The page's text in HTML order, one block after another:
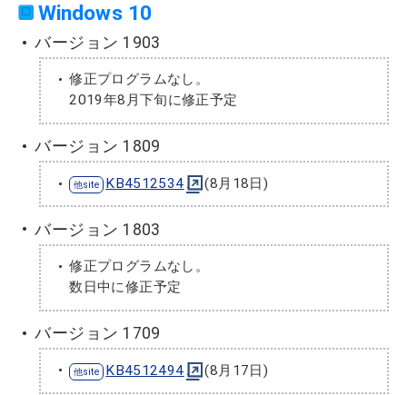
Windows 10
バージョン 1903
修正プログラムなし。
2019年8月下旬に修正予定
バージョン 1809
KB4512534 (8月18日)
バージョン 1803
修正プログラムなし。
数日中に修正予定
バージョン 1709
KB4512494 (8月17日)